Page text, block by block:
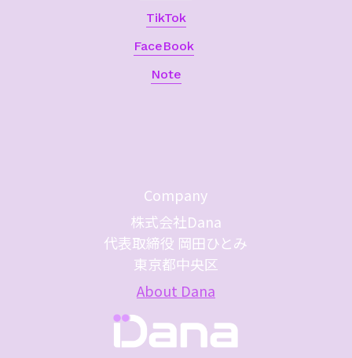
TikTok
FaceBook
Note
Company
株式会社Dana
代表取締役 岡田ひとみ
東京都中央区
About Dana